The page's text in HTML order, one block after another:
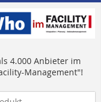
4.000 Anbieter im
Management"!